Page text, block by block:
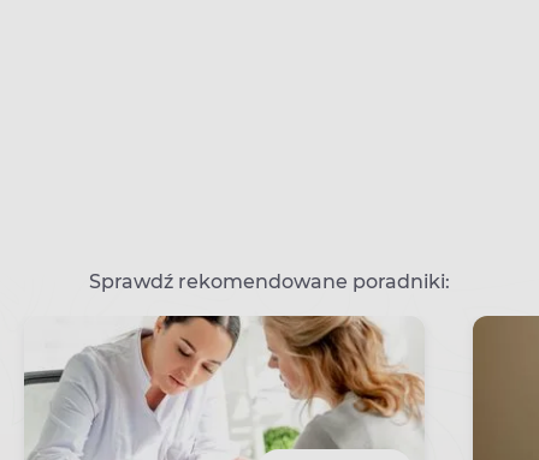
Sprawdź rekomendowane poradniki: